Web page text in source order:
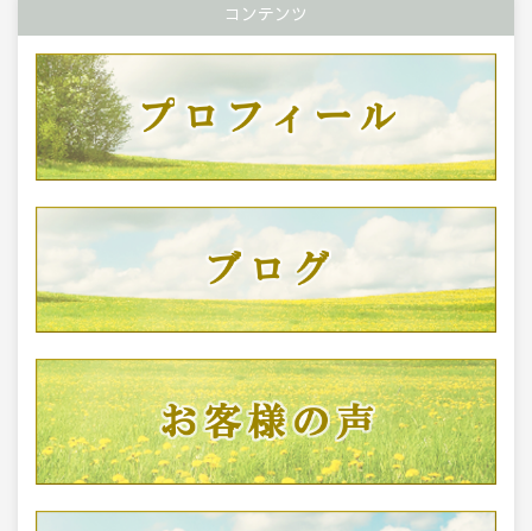
コンテンツ